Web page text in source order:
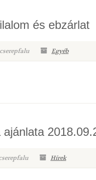
és ebzárlat
Egyéb
Hírek